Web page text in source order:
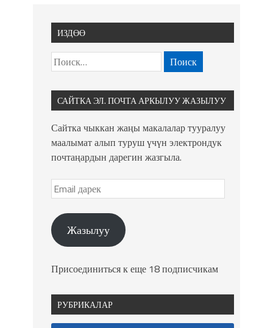
ИЗДӨӨ
САЙТКА ЭЛ. ПОЧТА АРКЫЛУУ ЖАЗЫЛУУ
Сайтка чыккан жаңы макалалар тууралуу
маалымат алып туруш үчүн электрондук
почтаңардын дарегин жазгыла.
Жазылуу
Присоединиться к еще 18 подписчикам
РУБРИКАЛАР